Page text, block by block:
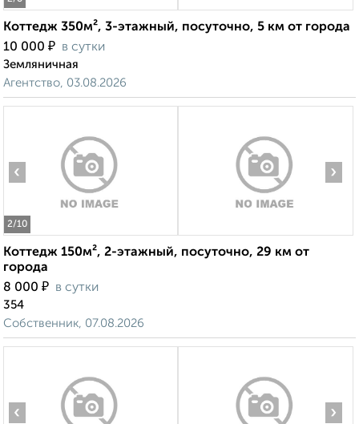
Коттедж 350м², 3-этажный, посуточно, 5 км от города
10 000 ₽ в сутки
Земляничная
Агентство, 03.08.2026
2/10
‹ ›
Коттедж 150м², 2-этажный, посуточно, 29 км от
города
8 000 ₽ в сутки
354
Собственник, 07.08.2026
‹ ›